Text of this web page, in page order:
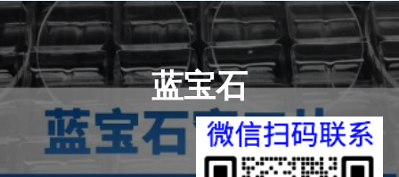
蓝宝石